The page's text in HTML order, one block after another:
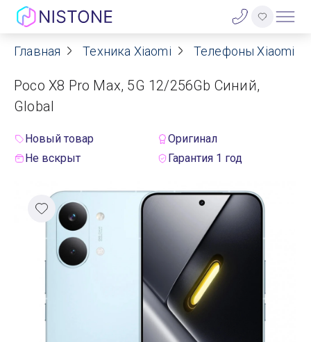
Акции
О нас
Договор оферты
Реквизиты
Контакты
Главная Техника Xiaomi Телефоны Xiaomi
Poco X8 Pro Max, 5G 12/256Gb Синий,
Global
Новый товар
Оригинал
Не вскрыт
Гарантия 1 год